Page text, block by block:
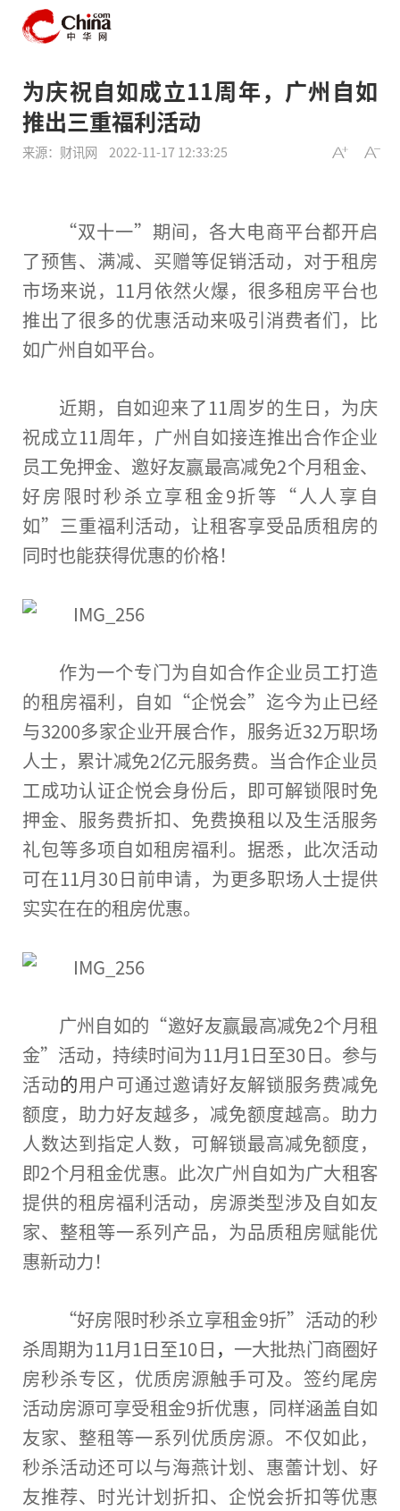
为庆祝自如成立11周年，广州自如
推出三重福利活动
来源：财讯网 2022-11-17 12:33:25
“双十一”期间，各大电商平台都开启
了预售、满减、买赠等促销活动，对于租房
市场来说，11月依然火爆，很多租房平台也
推出了很多的优惠活动来吸引消费者们，比
如广州自如平台。
近期，自如迎来了11周岁的生日，为庆
祝成立11周年，广州自如接连推出合作企业
员工免押金、邀好友赢最高减免2个月租金、
好房限时秒杀立享租金9折等“人人享自
如”三重福利活动，让租客享受品质租房的
同时也能获得优惠的价格！
作为一个专门为自如合作企业员工打造
的租房福利，自如“企悦会”迄今为止已经
与3200多家企业开展合作，服务近32万职场
人士，累计减免2亿元服务费。当合作企业员
工成功认证企悦会身份后，即可解锁限时免
押金、服务费折扣、免费换租以及生活服务
礼包等多项自如租房福利。据悉，此次活动
可在11月30日前申请，为更多职场人士提供
实实在在的租房优惠。
广州自如的“邀好友赢最高减免2个月租
金”活动，持续时间为11月1日至30日。参与
活动的用户可通过邀请好友解锁服务费减免
额度，助力好友越多，减免额度越高。助力
人数达到指定人数，可解锁最高减免额度，
即2个月租金优惠。此次广州自如为广大租客
提供的租房福利活动，房源类型涉及自如友
家、整租等一系列产品，为品质租房赋能优
惠新动力！
“好房限时秒杀立享租金9折”活动的秒
杀周期为11月1日至10日 ， 一大批热门商圈好
房秒杀专区，优质房源触手可及。签约尾房
活动房源可享受租金9折优惠，同样涵盖自如
友家、整租等一系列优质房源。不仅如此，
秒杀活动还可以与海燕计划、惠蕾计划、好
友推荐、时光计划折扣、企悦会折扣等优惠